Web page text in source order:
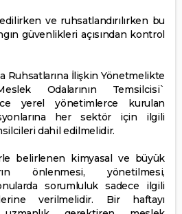
ve ruhsatlandırılırken bu
güvenlikleri açısından kontrol
Ruhsatlarına İlişkin Yönetmelikte
Odalarının Temsilcisi`
yerel yönetimlerce kurulan
her sektör için ilgili
dahil edilmelidir.
belirlenen kimyasal ve büyük
önlenmesi, yönetilmesi,
sorumluluk sadece ilgili
verilmelidir. Bir haftayı